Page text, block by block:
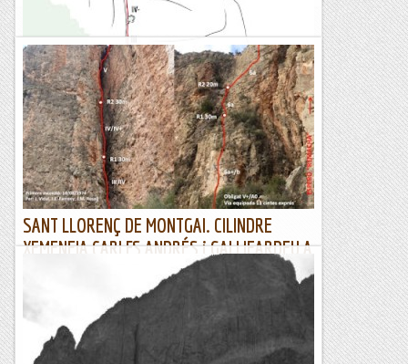
El Pingüí, via de la XEMENEIA Montserrat
Diumenge 23 d'abril de 2017Han passat ben be trenta cinc
anys des de un 19 de juny de 1982, vaig pujar per primer cop
aquesta agulla. Sense cap dubte, la via XEMENEIA del...
El col·leccionista de vies
SANT LLORENÇ DE MONTGAI. CILINDRE
XEMENEIA CARLES ANDRÉS i GALLIFARDEU A
28/01/17. Aquest dissabte no està clar meteorològicament la
cosa. Ens trobem al Bruc amb el Xacó i el Xavi, fem un cafè i
posem rumb cap a Ponent, propera parada...
Joan asín